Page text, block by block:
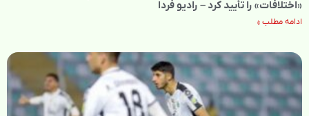
«اختلافات» را تأیید کرد – رادیو فردا
ادامه مطلب »